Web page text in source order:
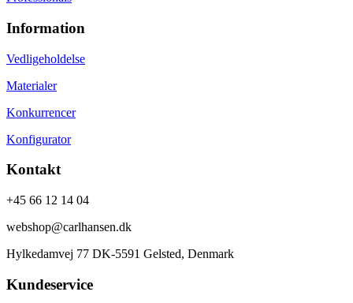
Information
Vedligeholdelse
Materialer
Konkurrencer
Konfigurator
Kontakt
+45 66 12 14 04
webshop@carlhansen.dk
Hylkedamvej 77 DK-5591 Gelsted, Denmark
Kundeservice